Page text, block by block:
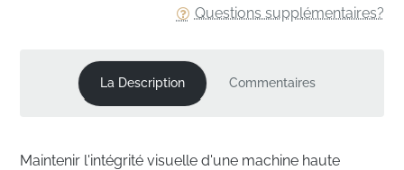
Questions supplémentaires?
La Description Commentaires
Maintenir l'intégrité visuelle d'une machine haute